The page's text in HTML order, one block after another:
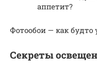
аппетит?
Фотообои — как
Секреты